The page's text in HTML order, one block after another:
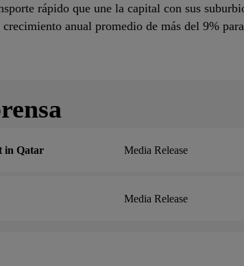
rápido que une la capital con sus
anual promedio de más del 9%
in Qatar Media Release
Media Release